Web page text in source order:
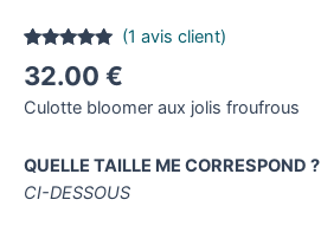
sur 5
notation
(1 avis client)
32.00 €
Culotte bloomer aux jolis froufrous
QUELLE TAILLE ME CORRESPOND ?
CI-DESSOUS